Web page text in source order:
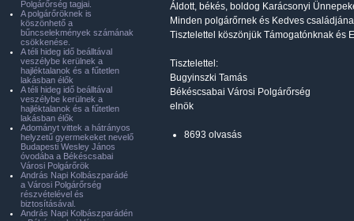
Áldott, békés, boldog Karácsonyi
Minden polgárőrnek és Kedves
Tisztelettel köszönjük Támogatónknak és
Tisztelettel:
Bugyinszki Tamás
Békéscsabai Városi Polgárőrség
elnök
8693 olvasás
Polgárőrség tagjai.
A polgárőröknek is
köszönhető a
bűncselekmények számának
csökkenése.
A téli hideg idő beálltával
veszélybe kerülnek a
hajléktalanok és a fűtetlen
lakásban élők
A téli hideg idő beálltával
veszélybe kerülnek a
hajléktalanok és a fűtetlen
lakásban élők
Adományt vittek a hátrányos
helyzetű gyermekeket nevelő
Budapesti Wesley János
óvodába a Békéscsabai
Városi Polgárőrök
András Napi Kolbászparádé
a Városi Polgárőrség
részvételével és
biztosításával.
András Napi Kolbászparádén